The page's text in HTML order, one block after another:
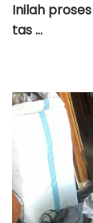
Inilah
tas …